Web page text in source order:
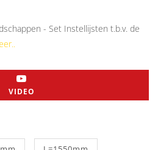
- Set Instellijsten t.b.v. de
VIDEO